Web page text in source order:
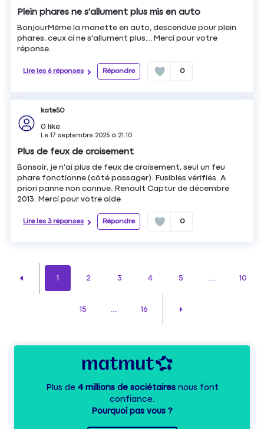
Plein phares ne s'allument plus mis en auto
BonjourMême la manette en auto, descendue pour plein
phares, ceux ci ne s'allument plus... Merci pour votre
réponse.
Lire les 6 réponses Répondre 0
kate50
0 like
Le17 septembre 2025 à 21:10
Plus de feux de croisement
Bonsoir, je n'ai plus de feux de croisement, seul un feu
phare fonctionne (côté passager). Fusibles vérifiés. A
priori panne non connue. Renault Captur de décembre
2013. Merci pour votre aide
Lire les 3 réponses Répondre 0
1 2 3 4 5 ... 10
15 ... 16
Plus de 4 millions de sociétairesnous font
confiance.
Pourquoi pas vous ?